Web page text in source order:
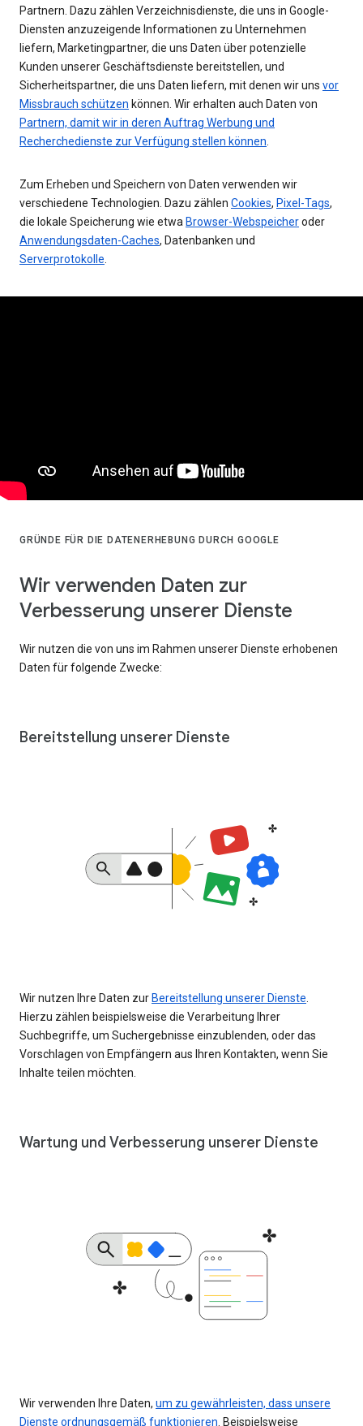
Partnern. Dazu zählen Verzeichnisdienste, die uns in Google-
Diensten anzuzeigende Informationen zu Unternehmen
liefern, Marketingpartner, die uns Daten über potenzielle
Kunden unserer Geschäftsdienste bereitstellen, und
Sicherheitspartner, die uns Daten liefern, mit denen wir uns vor
Missbrauch schützen können. Wir erhalten auch Daten von
Partnern, damit wir in deren Auftrag Werbung und
Recherchedienste zur Verfügung stellen können
Zum Erheben und Speichern von Daten verwenden wir
verschiedene Technologien. Dazu zählen Cookies, Pixel-Tags,
die lokale Speicherung wie etwa Browser-Webspeicheroder
Anwendungsdaten-Caches, Datenbanken und
Serverprotokolle
GRÜNDE FÜR DIE DATENERHEBUNG DURCH GOOGLE
Wir verwenden Daten zur
Verbesserung unserer Dienste
Wir nutzen die von uns im Rahmen unserer Dienste erhobenen
Daten für folgende Zwecke:
Bereitstellung unserer Dienste
Wir nutzen Ihre Daten zur Bereitstellung unserer Dienste
Hierzu zählen beispielsweise die Verarbeitung Ihrer
Suchbegriffe, um Suchergebnisse einzublenden, oder das
Vorschlagen von Empfängern aus Ihren Kontakten, wenn Sie
Inhalte teilen möchten.
Wartung und Verbesserung unserer Dienste
Wir verwenden Ihre Daten, um zu gewährleisten, dass unsere
Dienste ordnungsgemäß funktionieren . Beispielsweise